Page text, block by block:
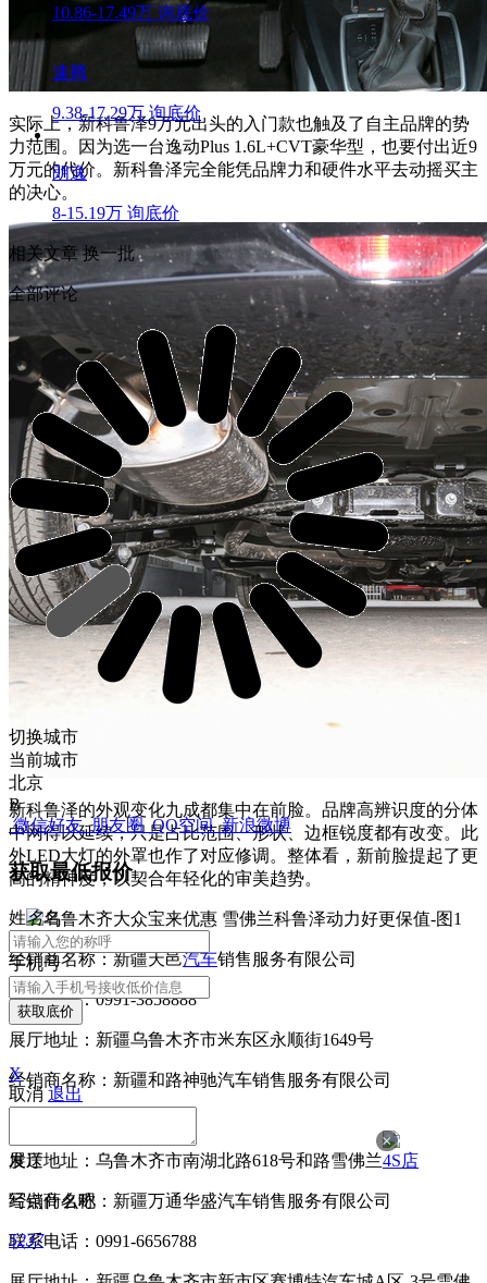
实际上，新科鲁泽9万元出头的入门款也触及了自主品牌的势
力范围。因为选一台逸动Plus 1.6L+CVT豪华型，也要付出近9
万元的代价。新科鲁泽完全能凭品牌力和硬件水平去动摇买主
的决心。
新科鲁泽的外观变化九成都集中在前脸。品牌高辨识度的分体
中网得以延续，只是占比范围、形状、边框锐度都有改变。此
外LED大灯的外罩也作了对应修调。整体看，新前脸提起了更
高的精神度，以契合年轻化的审美趋势。
经销商名称：新疆天邑汽车销售服务有限公司
联系电话：0991-3858888
展厅地址：新疆乌鲁木齐市米东区永顺街1649号
经销商名称：新疆和路神驰汽车销售服务有限公司
展厅地址：乌鲁木齐市南湖北路618号和路雪佛兰4S店
经销商名称：新疆万通华盛汽车销售服务有限公司
联系电话：0991-6656788
10.86-17.49万 询底价
速腾
9.38-17.29万 询底价
朗逸
8-15.19万 询底价
相关文章换一批
全部评论
切换城市
当前城市
北京
B
微信好友 朋友圈 QQ空间 新浪微博
获取最低报价
姓名名
手机号
获取底价
X
取消 退出
发送
写点什么吧
5237
×